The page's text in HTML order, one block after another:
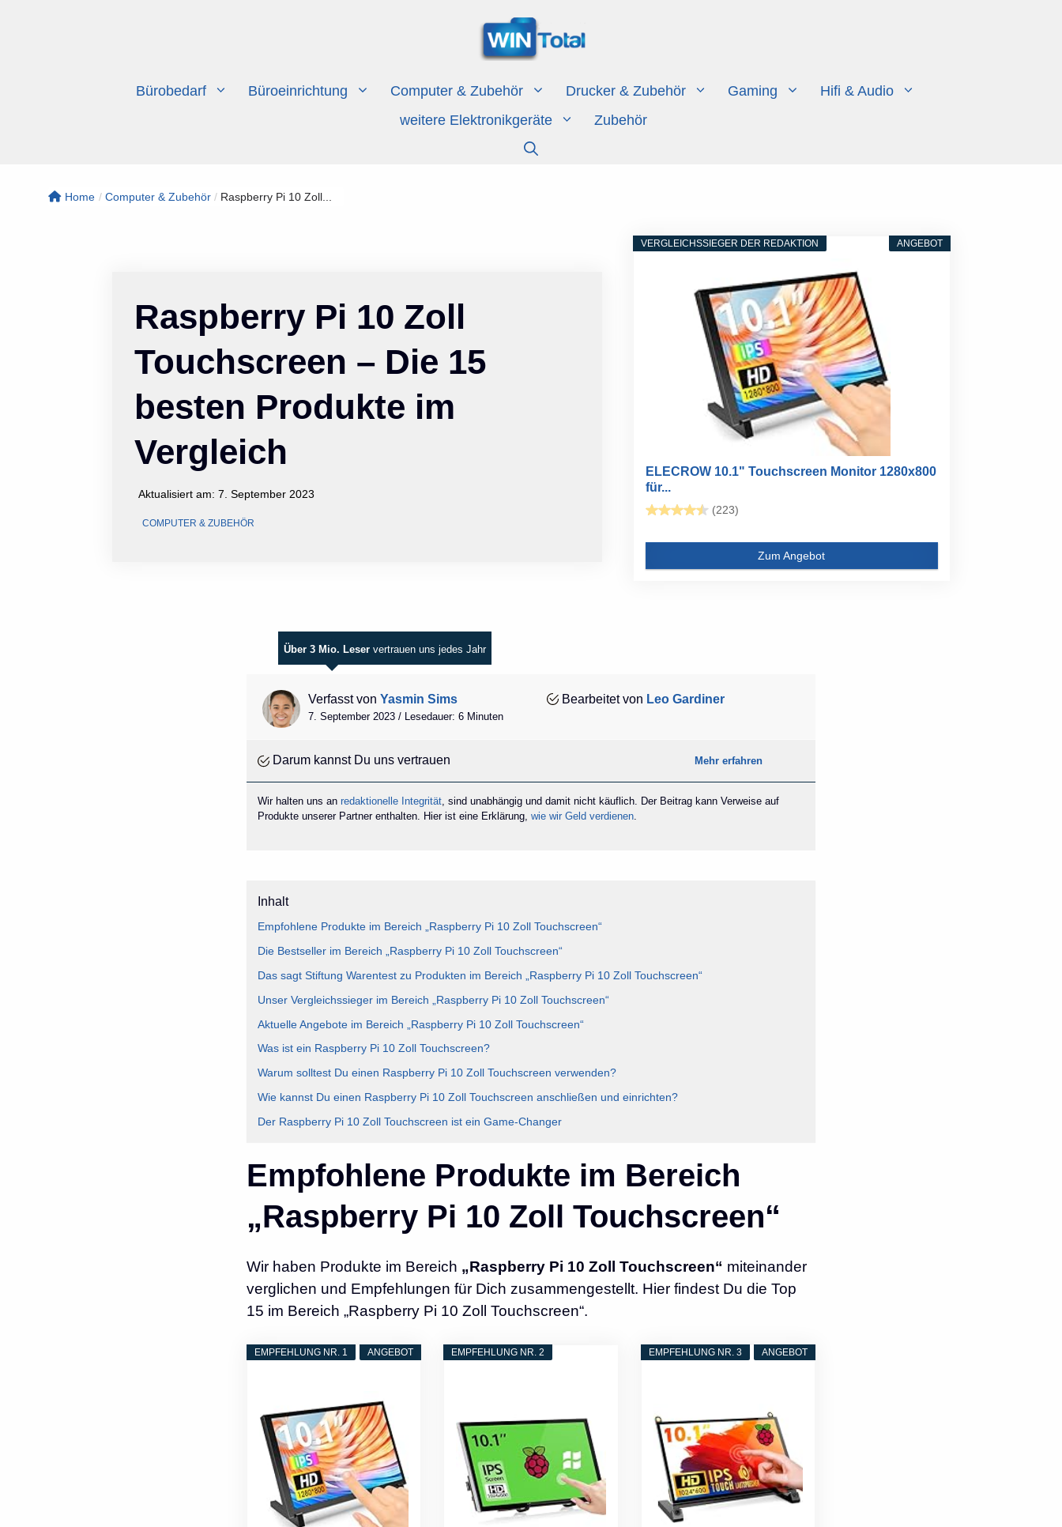
Bürobedarf Büroeinrichtung Computer & Zubehör Drucker & Zubehör Gaming
Hifi & Audio
weitere Elektronikgeräte
Zubehör
Home / Computer & Zubehör / Raspberry Pi 10 Zoll...
Raspberry Pi 10 Zoll
Touchscreen – Die 15
besten Produkte im
Vergleich
Aktualisiert am:7. September 2023
COMPUTER & ZUBEHÖR
ANGEBOT
VERGLEICHSSIEGER DER REDAKTION
ELECROW 10.1" Touchscreen Monitor 1280x800
für...
(223)
Zum Angebot
Über 3 Mio. Leser vertrauen uns jedes Jahr
Verfasst von Yasmin Sims
7. September 2023 / Lesedauer: 6 Minuten
Bearbeitet von Leo Gardiner
Darum kannst Du uns vertrauen Mehr erfahren
Wir halten uns anredaktionelle Integrität, sind unabhängig und damit nicht käuflich. Der Beitrag kann Verweise auf
Produkte unserer Partner enthalten. Hier ist eine Erklärung,wie wir Geld verdienen.
Inhalt
Empfohlene Produkte im Bereich „Raspberry Pi 10 Zoll Touchscreen“
Die Bestseller im Bereich „Raspberry Pi 10 Zoll Touchscreen“
Das sagt Stiftung Warentest zu Produkten im Bereich „Raspberry Pi 10 Zoll Touchscreen“
Unser Vergleichssieger im Bereich „Raspberry Pi 10 Zoll Touchscreen“
Aktuelle Angebote im Bereich „Raspberry Pi 10 Zoll Touchscreen“
Was ist ein Raspberry Pi 10 Zoll Touchscreen?
Warum solltest Du einen Raspberry Pi 10 Zoll Touchscreen verwenden?
Wie kannst Du einen Raspberry Pi 10 Zoll Touchscreen anschließen und einrichten?
Der Raspberry Pi 10 Zoll Touchscreen ist ein Game-Changer
Empfohlene Produkte im Bereich
„Raspberry Pi 10 Zoll Touchscreen“
Wir haben Produkte im Bereich „Raspberry Pi 10 Zoll Touchscreen“ miteinander
verglichen und Empfehlungen für Dich zusammengestellt. Hier findest Du die Top
15 im Bereich „Raspberry Pi 10 Zoll Touchscreen“.
ANGEBOT
EMPFEHLUNG NR. 1 EMPFEHLUNG NR. 2 ANGEBOT
EMPFEHLUNG NR. 3